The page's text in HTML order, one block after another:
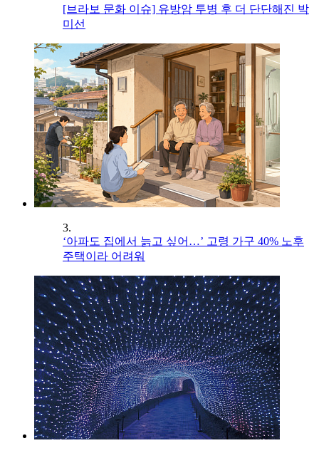
[브라보 문화 이슈] 유방암 투병 후 더 단단해진 박
미선
3.
‘아파도 집에서 늙고 싶어…’ 고령 가구 40% 노후
주택이라 어려워